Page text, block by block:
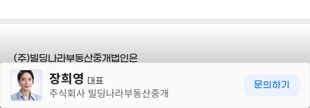
(주)빌딩나라부동산중개법인은
*항상 고객님께 감동과 신뢰를 드리는것을 최우선 과제로 삼고 있습니
다.
장희영 대표
주식회사 빌딩나라부동산중개
문의하기